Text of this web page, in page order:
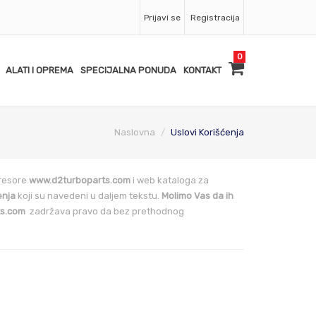
Prijavi se Registracija
ALATI I OPREMA SPECIJALNA PONUDA KONTAKT
0
Naslovna Uslovi Korišćenja
www.d2turboparts.comi web kataloga za
koji su navedeni u daljem tekstu. Molimo Vas da ih
zadržava pravo da bez prethodnog